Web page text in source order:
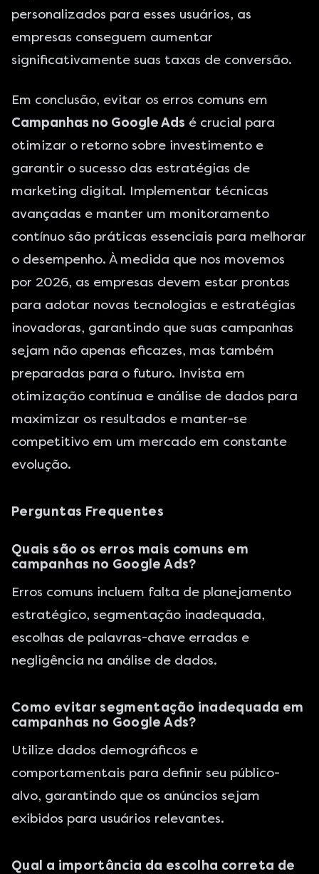
personalizados para esses usuários, as
empresas conseguem aumentar
significativamente suas taxas de conversão.
Em conclusão, evitar os erros comuns em
Campanhas no Google Ads é crucial para
otimizar o retorno sobre investimento e
garantir o sucesso das estratégias de
marketing digital. Implementar técnicas
avançadas e manter um monitoramento
contínuo são práticas essenciais para melhorar
o desempenho. À medida que nos movemos
por 2026, as empresas devem estar prontas
para adotar novas tecnologias e estratégias
inovadoras, garantindo que suas campanhas
sejam não apenas eficazes, mas também
preparadas para o futuro. Invista em
otimização contínua e análise de dados para
maximizar os resultados e manter-se
competitivo em um mercado em constante
evolução.
Perguntas Frequentes
Quais são os erros mais comuns em
campanhas no Google Ads?
Erros comuns incluem falta de planejamento
estratégico, segmentação inadequada,
escolhas de palavras-chave erradas e
negligência na análise de dados.
Como evitar segmentação inadequada em
campanhas no Google Ads?
Utilize dados demográficos e
comportamentais para definir seu público-
alvo, garantindo que os anúncios sejam
exibidos para usuários relevantes.
Qual a importância da escolha correta de